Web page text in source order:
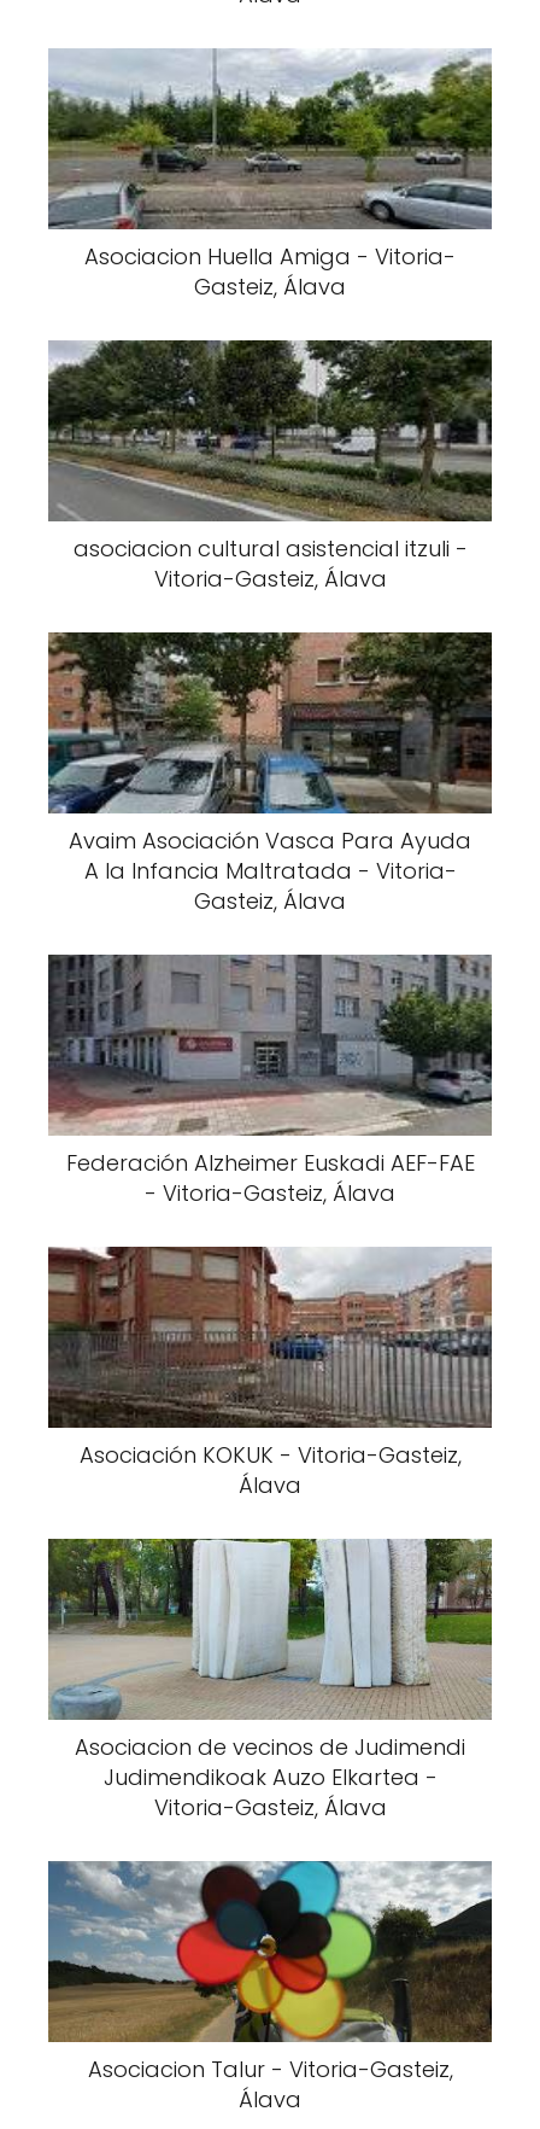
Asociacion Huella Amiga - Vitoria-
Gasteiz, Álava
asociacion cultural asistencial itzuli -
Vitoria-Gasteiz, Álava
Avaim Asociación Vasca Para Ayuda
A la Infancia Maltratada - Vitoria-
Gasteiz, Álava
Federación Alzheimer Euskadi AEF-FAE
- Vitoria-Gasteiz, Álava
Asociación KOKUK - Vitoria-Gasteiz,
Álava
Asociacion de vecinos de Judimendi
Judimendikoak Auzo Elkartea -
Vitoria-Gasteiz, Álava
Asociacion Talur - Vitoria-Gasteiz,
Álava